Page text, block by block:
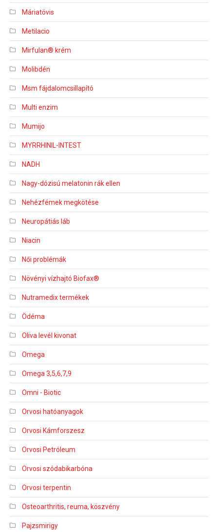
Máriatövis
Metilacio
Mirfulan® krém
Molibdén
Msm fájdalomcsillapító
Multi enzim
Mumijo
MYRRHINIL-INTEST
NADH
Nagy-dózisú melatonin rák ellen
Nehézfémek megkötése
Neuropátiás láb
Niacin
Női problémák
Növényi vízhajtó Biofax®
Nutramedix termékek
Ödéma
Oliva levél kivonat
Omega
Omega 3,5,6,7,9
Omni - Biotic
Orvosi hatóanyagok
Orvosi Kámforszesz
Orvosi Petróleum
Orvosi szódabikarbóna
Orvosi terpentin
Osteoarthritis, reuma, köszvény
Pajzsmirigy